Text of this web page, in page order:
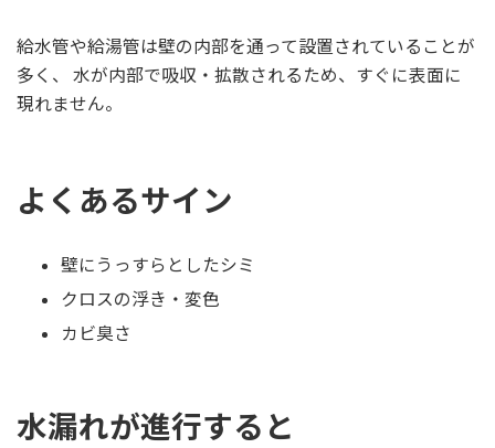
給水管や給湯管は壁の内部を通って設置されていることが
多く、 水が内部で吸収・拡散されるため、すぐに表面に
現れません。
よくあるサイン
壁にうっすらとしたシミ
クロスの浮き・変色
カビ臭さ
水漏れが進行すると